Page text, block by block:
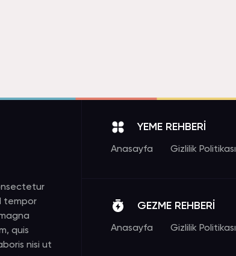
tempor
quis
nisi ut
YEME REHBERİ
Anasayfa Gizlilik Politikası
GEZME REHBERİ
Anasayfa Gizlilik Politikası